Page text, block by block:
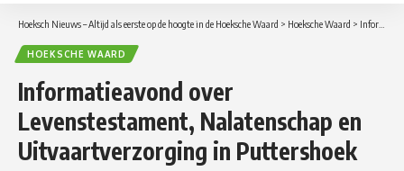
Hoeksch Nieuws – Altijd als eerste op de hoogte in de Hoeksche Waard > Hoeksche Waard > Informatieavond over Levenstestament, Nalatenschap en Uitvaartverzorging in Puttershoek
HOEKSCHE WAARD
Informatieavond over
Levenstestament, Nalatenschap en
Uitvaartverzorging in Puttershoek